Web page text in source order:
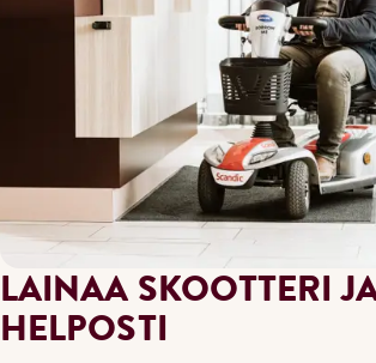
LAINAA SKOOTTERI
HELPOSTI